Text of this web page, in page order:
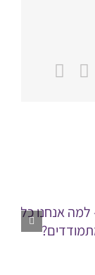
Pinterest
Vk